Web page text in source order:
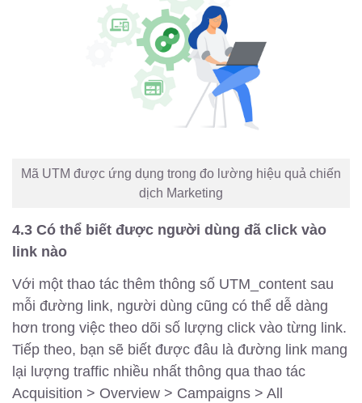
Mã UTM được ứng dụng trong đo lường hiệu quả chiến
dịch Marketing
4.3 Có thể biết được người dùng đã click vào
link nào
Với một thao tác thêm thông số UTM_content sau
mỗi đường link, người dùng cũng có thể dễ dàng
hơn trong việc theo dõi số lượng click vào từng link.
Tiếp theo, bạn sẽ biết được đâu là đường link mang
lại lượng traffic nhiều nhất thông qua thao tác
Acquisition > Overview > Campaigns > All